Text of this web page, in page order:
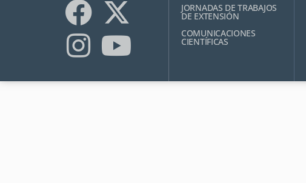
JORNADAS DE TRABAJOS
DE EXTENSIÓN
COMUNICACIONES
CIENTÍFICAS